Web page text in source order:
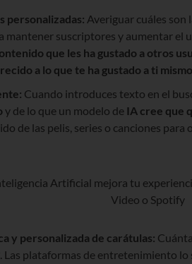
personalizadas: Averiguar cuáles son
mantener suscriptores y aumentar el
que les ha gustado a otros
a lo que te ha gustado a ti
Cuando introduces texto en el
y de lo que un modelo de IA cree que
de las pelis, series o canciones
y personalizada de carátulas:
Las plataformas de entretenimiento lo